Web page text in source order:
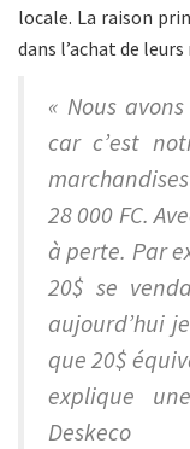
locale. La raison
dans l’achat de
« Nous
car c’est
28 000 FC.
à perte. Par
20$ se
aujourd’hui
que 20$
explique
Deskeco